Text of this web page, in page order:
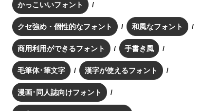
かっこいいフォント
クセ強め・個性的なフォント 和風なフォント
商用利用ができるフォント 手書き風
毛筆体･筆文字 漢字が使えるフォント
漫画･同人誌向けフォント